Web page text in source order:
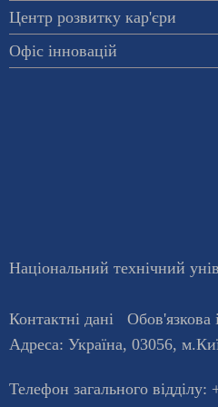
Центр розвитку кар'єри
Офіс інновацій
Національний технічний
Контактні дані Обов'язкова
Адреса: Україна, 03056, м.
Телефон загального відділу: